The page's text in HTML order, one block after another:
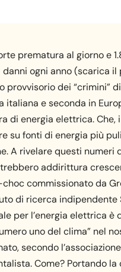
prematura al giorno e
danni ogni anno (scarica il
provvisorio dei “crimini”
italiana e seconda in
di energia elettrica. Che,
su fonti di energia più
A rivelare questi numeri
addirittura
commissionato da
di ricerca indipendente
per l’energia elettrica è
uno del clima” nel
secondo l’associazione
Come? Portando la